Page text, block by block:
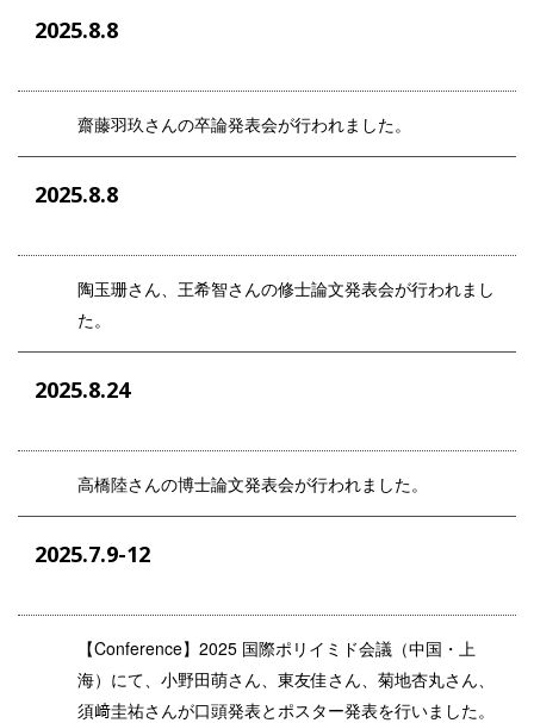
2025.8.8
齋藤羽玖さんの卒論発表会が行われました。
2025.8.8
陶玉珊さん、王希智さんの修士論文発表会が行われまし
た。
2025.8.24
高橋陸さんの博士論文発表会が行われました。
2025.7.9-12
【Conference】2025 国際ポリイミド会議（中国・上
海）にて、小野田萌さん、東友佳さん、菊地杏丸さん、
須﨑圭祐さんが口頭発表とポスター発表を行いました。